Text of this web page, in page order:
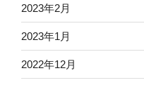
2023年2月
2023年1月
2022年12月